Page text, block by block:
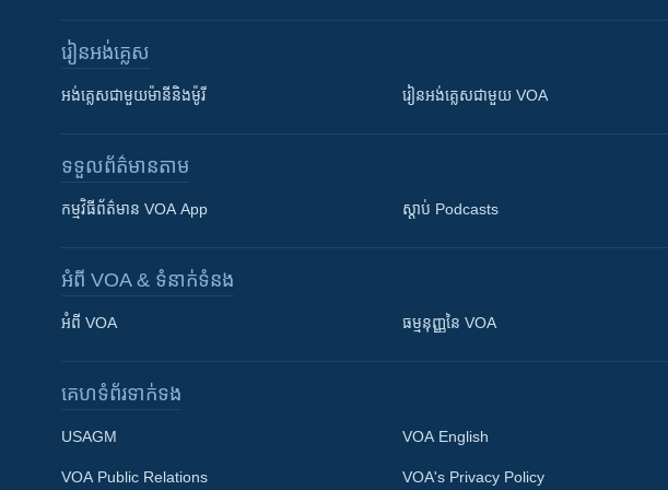
រៀន​​អង់គ្លេស
អង់គ្លេស​ជាមួយ​ម៉ានី​និង​ម៉ូរី រៀន​​​​​​អង់គ្លេស​​ជាមួយ VOA
ទទួល​ព័ត៌មាន​តាម
កម្មវិធី​ព័ត៌មាន VOA App ស្តាប់ Podcasts
អំពី​ VOA & ទំនាក់ទំនង
អំពី​ VOA ធម្មនុញ្ញ​នៃ VOA
គេហទំព័រ​​ទាក់ទង
USAGM
VOA Public Relations
VOA English
VOA's Privacy Policy